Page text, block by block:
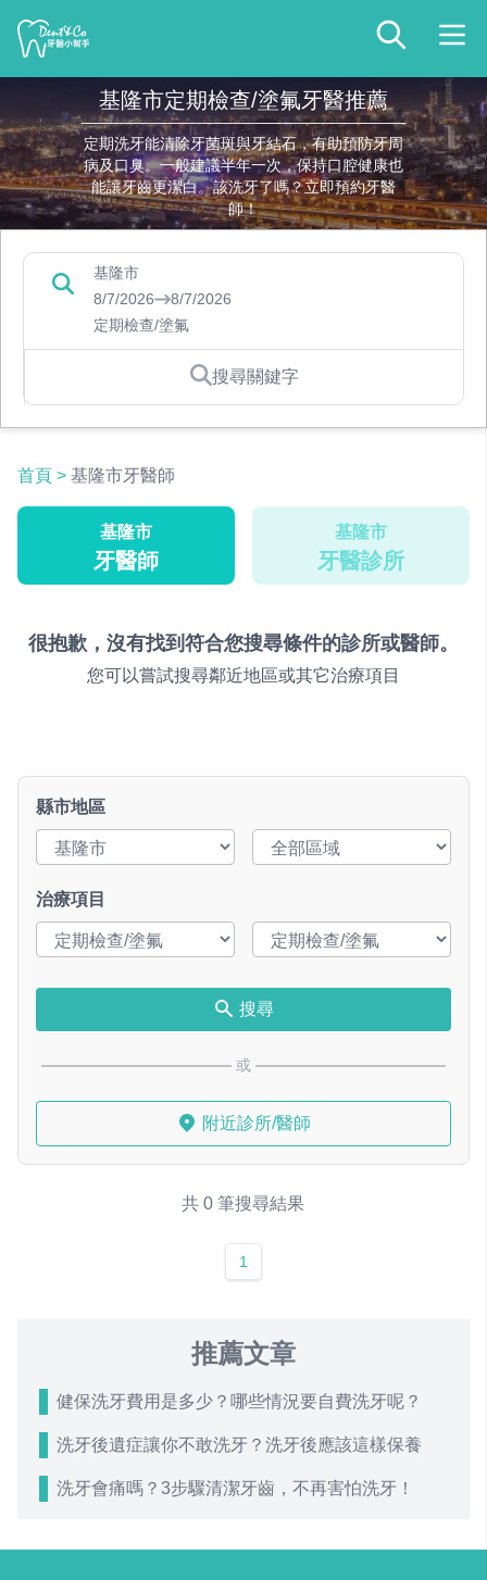
基隆市定期檢查/塗氟牙醫推薦
定期洗牙能清除牙菌斑與牙結石，有助預防牙周
病及口臭。一般建議半年一次，保持口腔健康也
能讓牙齒更潔白。該洗牙了嗎？立即預約牙醫
師！
基隆市
8/7/2026
8/7/2026
定期檢查/塗氟
搜尋關鍵字
首頁 > 基隆市牙醫師
基隆市
牙醫師
基隆市
牙醫診所
很抱歉，沒有找到符合您搜尋條件的診所或醫師。
您可以嘗試搜尋鄰近地區或其它治療項目
縣市地區
治療項目
搜尋
或
附近診所/醫師
共 0 筆搜尋結果
1
推薦文章
健保洗牙費用是多少？哪些情況要自費洗牙呢？
洗牙後遺症讓你不敢洗牙？洗牙後應該這樣保養
洗牙會痛嗎？3步驟清潔牙齒，不再害怕洗牙！